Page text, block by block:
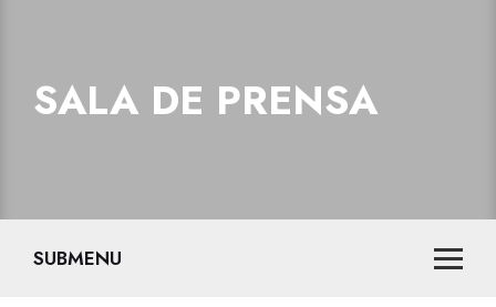
SALA DE PRENSA
SUBMENU